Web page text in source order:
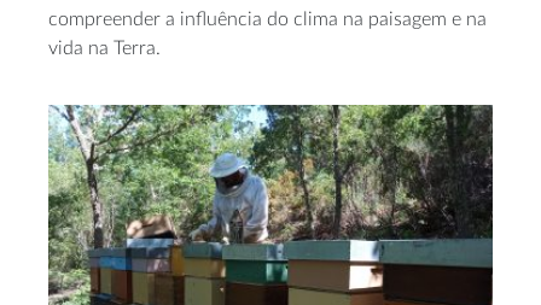
compreender a influência do clima na paisagem e na
vida na Terra.